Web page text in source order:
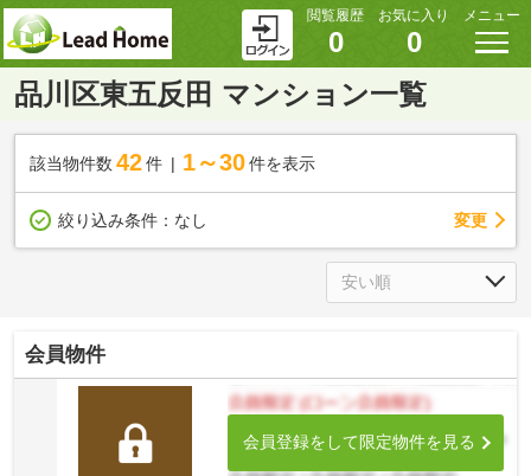
閲覧履歴
0
お気に入り
0
メニュー
品川区東五反田 マンション一覧
該当物件数 42件 1～30 件を表示
絞り込み条件： なし 変更
会員物件
会員登録をして限定物件を見る